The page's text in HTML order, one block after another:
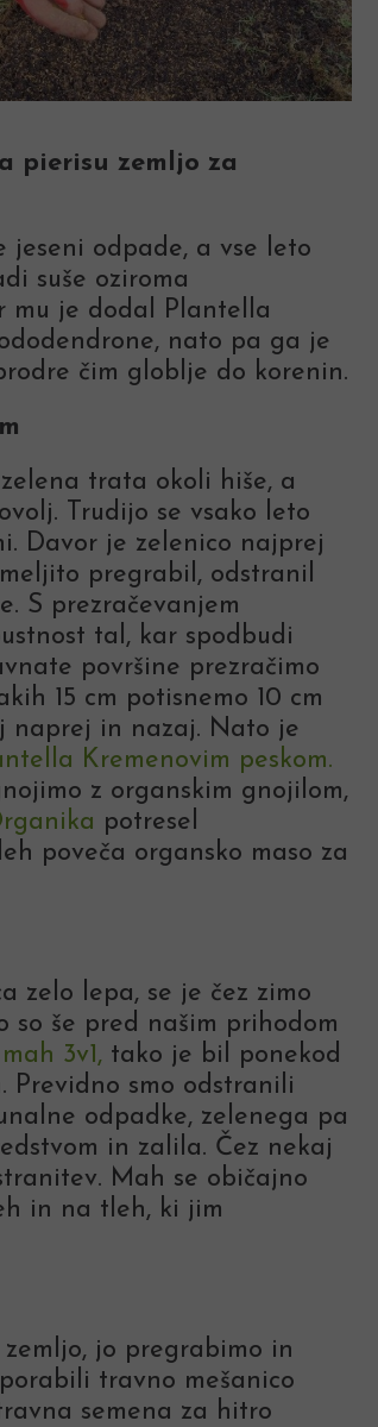
pierisu zemljo za
jeseni odpade, a vse leto
suše oziroma
mu je dodal Plantella
nato pa ga je
čim globlje do korenin.
trata okoli hiše, a
Trudijo se vsako leto
Davor je zelenico najprej
pregrabil, odstranil
S prezračevanjem
tal, kar spodbudi
površine prezračimo
15 cm potisnemo 10 cm
naprej in nazaj. Nato je
Kremenovim peskom.
z organskim gnojilom,
potresel
poveča organsko maso za
zelo lepa, se je čez zimo
so še pred našim prihodom
3v1, tako je bil ponekod
Previdno smo odstranili
odpadke, zelenega pa
in zalila. Čez nekaj
Mah se običajno
in na tleh, ki jim
jo pregrabimo in
travno mešanico
semena za hitro